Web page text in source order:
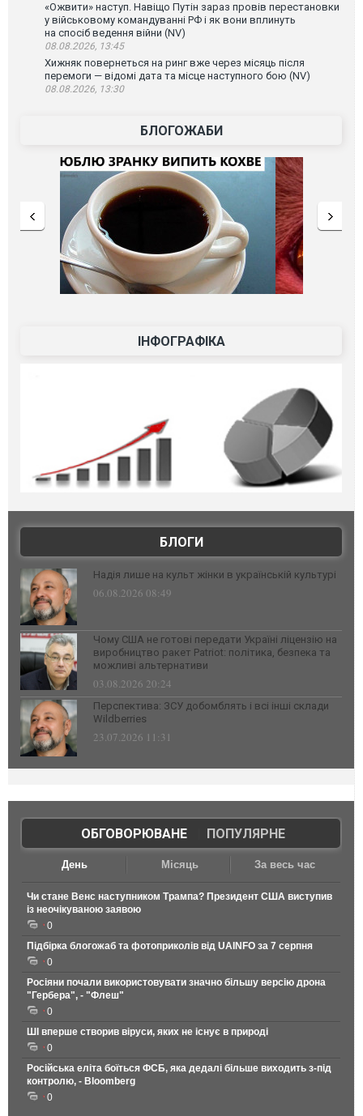
«Ожвити» наступ. Навіщо Путін зараз провів перестановки
у військовому командуванні РФ і як вони вплинуть
на спосіб ведення війни (NV)
08.08.2026, 13:45
Хижняк повернеться на ринг вже через місяць після
перемоги — відомі дата та місце наступного бою (NV)
08.08.2026, 13:30
БЛОГОЖАБИ
ІНФОГРАФІКА
БЛОГИ
Надія лише на культ жінки в українській культурі
06.08.2026 08:49
Чому США не готові передати Україні ліцензію на
виробництво ракет Patriot: політика, безпека та
можливі альтернативи
03.08.2026 20:24
Перспектива: ЗСУ добомблять і всі інші склади
Wildberries
23.07.2026 11:31
ОБГОВОРЮВАНЕ| ПОПУЛЯРНЕ
День Місяць За весь час
Чи стане Венс наступником Трампа? Президент США виступив
із неочікуваною заявою
0
Підбірка блогожаб та фотоприколів від UAINFO за 7 серпня
0
Росіяни почали використовувати значно більшу версію дрона
"Гербера", - "Флеш"
0
ШІ вперше створив віруси, яких не існує в природі
0
Російська еліта боїться ФСБ, яка дедалі більше виходить з-під
контролю, - Bloomberg
0